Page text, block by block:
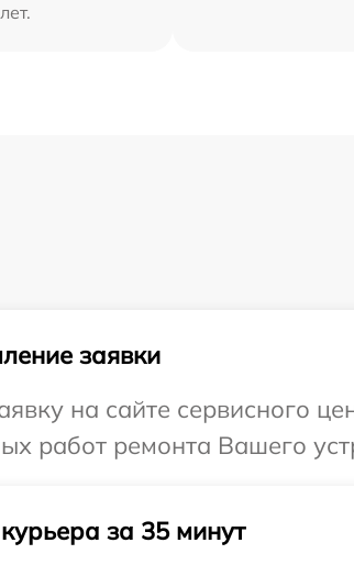
лет.
заявки
на сайте сервисного
работ ремонта Вашего
за 35 минут